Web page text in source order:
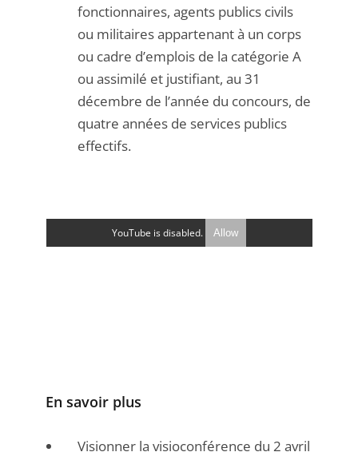
fonctionnaires, agents publics civils
ou militaires appartenant à un corps
ou cadre d’emplois de la catégorie A
ou assimilé et justifiant, au 31
décembre de l’année du concours, de
quatre années de services publics
effectifs.
YouTube is disabled. Allow
En savoir plus
Visionner la visioconférence du 2 avril